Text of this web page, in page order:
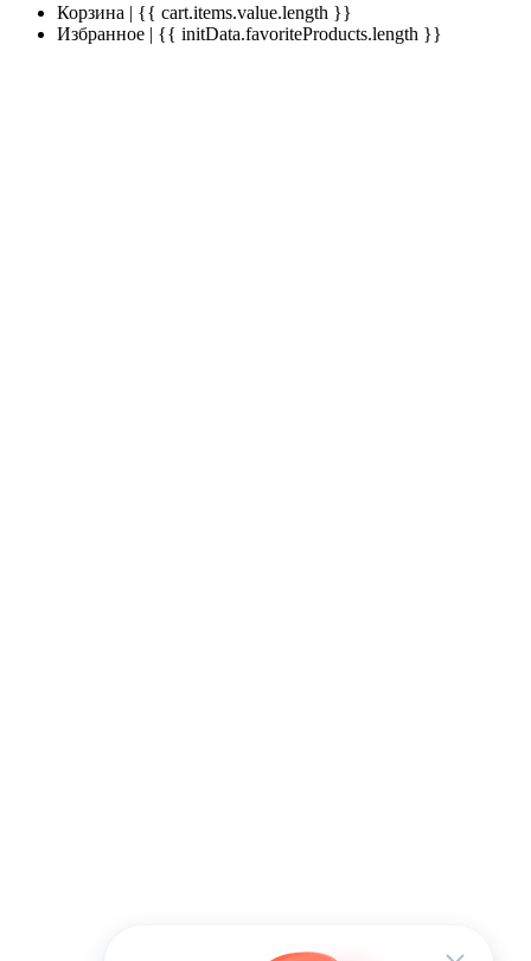
Корзина | {{ cart.items.value.length }}
Избранное | {{ initData.favoriteProducts.length }}